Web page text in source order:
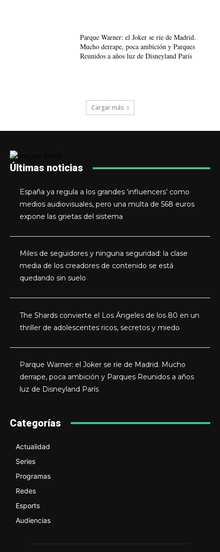
Parque Warner: el Joker se ríe de Madrid.
Mucho derrape, poca ambición y Parques
Reunidos a años luz de Disneyland París
Cargar más
Últimas noticias
España ya regula a los grandes ‘influencers’ como
medios audiovisuales, pero una multa de 568 euros
expone las grietas del sistema
Miles de seguidores y ninguna seguridad: la clase
media de los creadores de contenido se está
quedando sin suelo
The Shards convierte el Los Ángeles de los 80 en un
thriller de adolescentes ricos, secretos y miedo
Parque Warner: el Joker se ríe de Madrid. Mucho
derrape, poca ambición y Parques Reunidos a años
luz de Disneyland París
Categorías
Actualidad
Series
Programas
Redes
Esports
Audiencias